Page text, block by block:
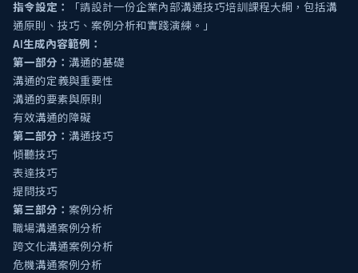
指令設定：
「請設計一份企業內部溝通技巧培訓課程大綱，包括溝
通原則、技巧、案例分析和實踐演練。」
AI生成內容範例：
第一部分： 溝通的基礎
溝通的定義與重要性
溝通的要素與原則
有效溝通的障礙
第二部分： 溝通技巧
傾聽技巧
表達技巧
提問技巧
第三部分： 案例分析
職場溝通案例分析
跨文化溝通案例分析
危機溝通案例分析